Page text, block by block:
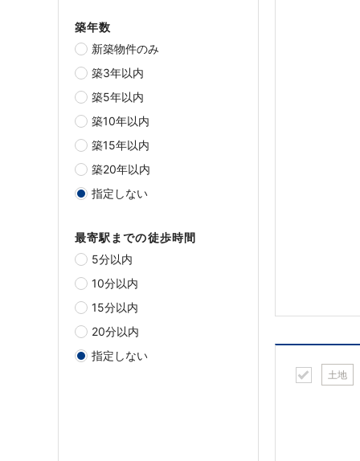
築年数
新築物件のみ
築3年以内
築5年以内
築10年以内
築15年以内
築20年以内
指定しない
最寄駅までの徒歩時間
5分以内
10分以内
15分以内
20分以内
指定しない
土地